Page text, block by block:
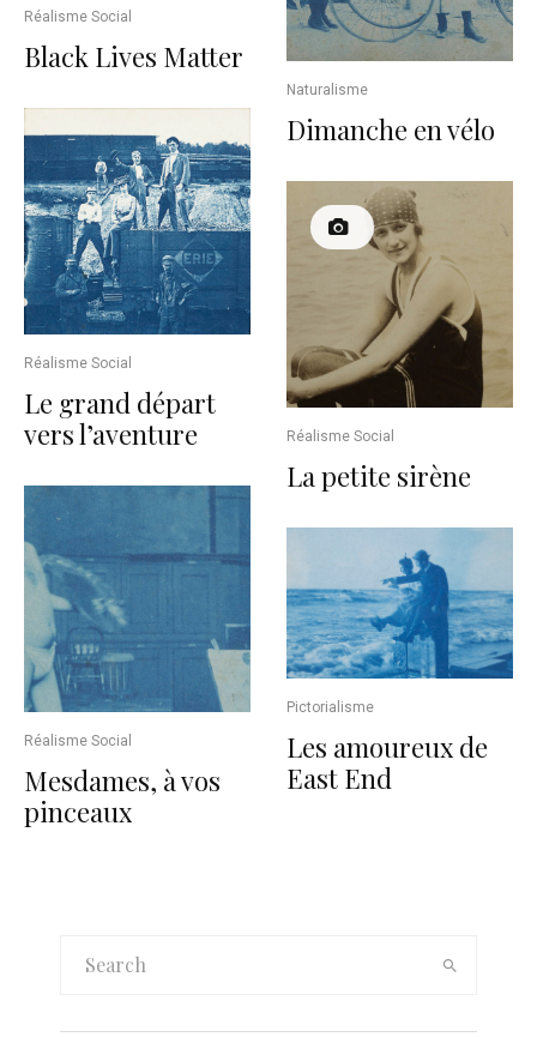
Réalisme Social
Black Lives Matter
Réalisme Social
Le grand départ
vers l’aventure
Réalisme Social
Mesdames, à vos
pinceaux
Naturalisme
Dimanche en vélo
Réalisme Social
La petite sirène
Pictorialisme
Les amoureux de
East End